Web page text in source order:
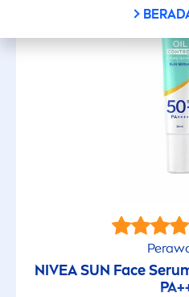
Perlindungan
Kulit Kusam & Lelah
Kulit Normal
NIVEASUN Face